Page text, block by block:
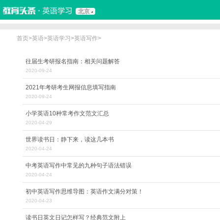
北京
首页>英语>英语学习 >英语写作>
往届生考研报名指南：相关问题解答
2020-09-24
2021年考研考生网报信息填写指南
2020-09-24
小学英语10种常考作文范文汇总
2020-04-29
世界读书日：静下来，读这几本书
2020-04-24
中考英语写作中常见的九种句子语法错误
2020-04-24
初中英语写作思维导图：英语作文满分对策！
2020-04-23
读书日英文日记怎样写？经典范文附上